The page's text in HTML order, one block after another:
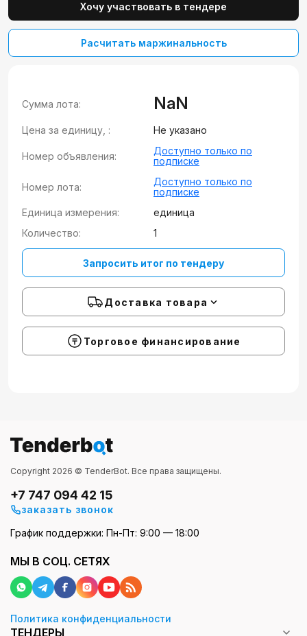
Хочу участвовать в тендере
Расчитать маржинальность
Сумма лота: NaN
Цена за единицу, : Не указано
Номер объявления:
Доступно только по
подписке
Номер лота:
Доступно только по
подписке
Единица измерения:
единица
Количество:
1
Запросить итог по тендеру
Доставка товара
Торговое финансирование
Copyright 2026 © TenderBot. Все права защищены.
+7 747 094 42 15
заказать звонок
График поддержки: Пн-Пт: 9:00 — 18:00
МЫ В СОЦ. СЕТЯХ
Политика конфиденциальности
ТЕНДЕРЫ